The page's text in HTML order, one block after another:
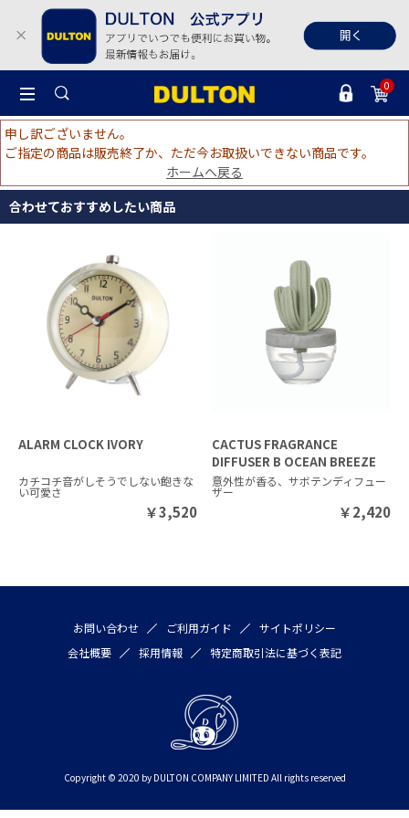
0
申し訳ございません。
ご指定の商品は販売終了か、ただ今お取扱いできない商品です。
ホームへ戻る
合わせておすすめしたい商品
ALARM CLOCK IVORY
カチコチ音がしそうでしない飽きな
い可愛さ
￥3,520
CACTUS FRAGRANCE
DIFFUSER B OCEAN BREEZE
意外性が香る、サボテンディフュー
ザー
￥2,420
お問い合わせ ご利用ガイド
サイトポリシー
会社概要
採用情報 特定商取引法に基づく表記
Copyright © 2020 by DULTON COMPANY LIMITED All rights reserved